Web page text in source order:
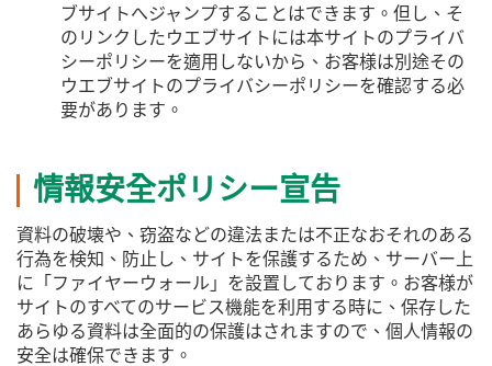
ブサイトへジャンプすることはできます。但し、そ
のリンクしたウエブサイトには本サイトのプライバ
シーポリシーを適用しないから、お客様は別途その
ウエブサイトのプライバシーポリシーを確認する必
要があります。
情報安全ポリシー宣告
資料の破壊や、窃盗などの違法または不正なおそれのある
行為を検知、防止し、サイトを保護するため、サーバー上
に「ファイヤーウォール」を設置しております。お客様が
サイトのすべてのサービス機能を利用する時に、保存した
あらゆる資料は全面的の保護はされますので、個人情報の
安全は確保できます。